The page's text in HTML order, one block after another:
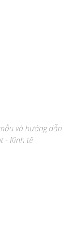
và hướng dẫn
- Kinh tế